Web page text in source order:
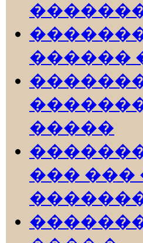
������
�����
��� ���